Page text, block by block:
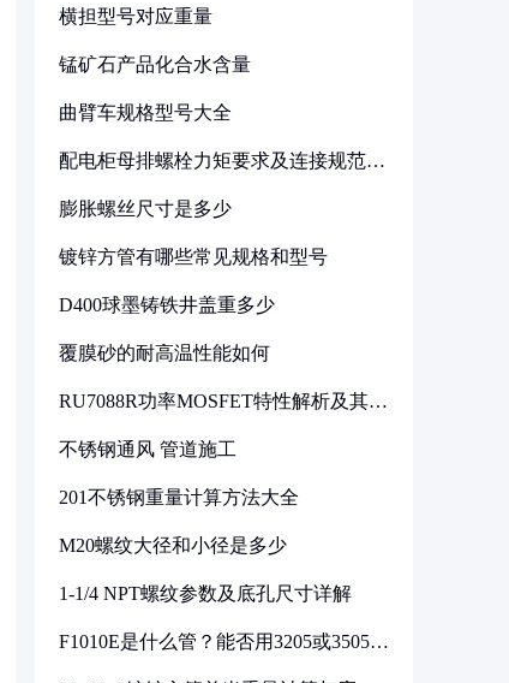
横担型号对应重量
锰矿石产品化合水含量
曲臂车规格型号大全
配电柜母排螺栓力矩要求及连接规范详
膨胀螺丝尺寸是多少
镀锌方管有哪些常见规格和型号
D400球墨铸铁井盖重多少
覆膜砂的耐高温性能如何
RU7088R功率MOSFET特性解析及其在
不锈钢通风 管道施工
201不锈钢重量计算方法大全
M20螺纹大径和小径是多少
1-1/4 NPT螺纹参数及底孔尺寸详解
F1010E是什么管？能否用3205或3505代